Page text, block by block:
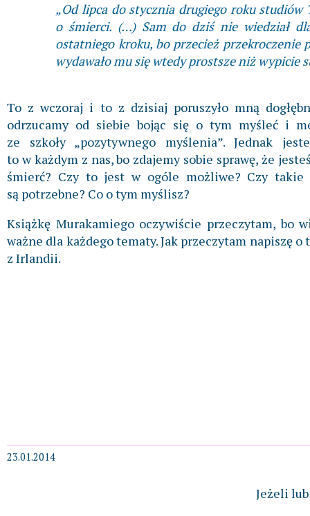
„Od lipca do stycznia drugiego roku studiów
o śmierci. (…) Sam do dziś nie wiedział
ostatniego kroku, bo przecież przekroczenie
wydawało mu się wtedy prostsze niż wypicie
To z wczoraj i to z dzisiaj poruszyło mną
odrzucamy od siebie bojąc się o tym myśleć i
ze szkoły „pozytywnego myślenia”. Jednak
to w każdym z nas, bo zdajemy sobie sprawę, że
śmierć? Czy to jest w ogóle możliwe? Czy
są potrzebne? Co o tym myślisz?
Książkę Murakamiego oczywiście przeczytam, bo
ważne dla każdego tematy. Jak przeczytam napiszę
z Irlandii.
23.01.2014
Jeżeli